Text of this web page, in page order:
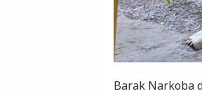
Barak Narkoba